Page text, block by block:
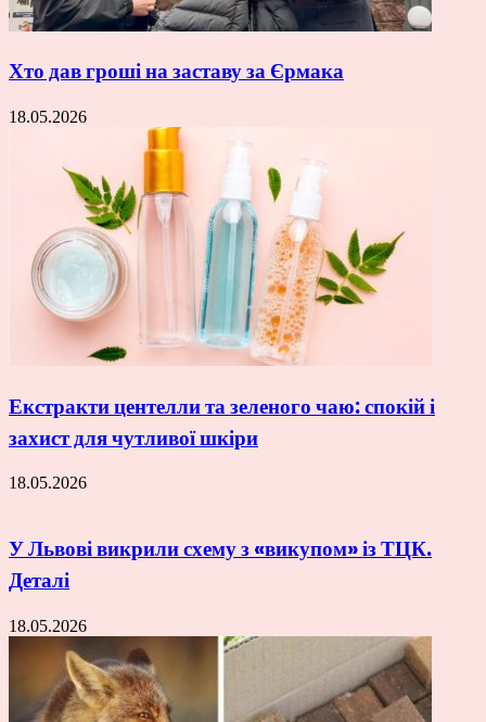
Хто дав гроші на заставу за Єрмака
18.05.2026
Екстракти центелли та зеленого чаю: спокій і
захист для чутливої шкіри
18.05.2026
У Львові викрили схему з «викупом» із ТЦК.
Деталі
18.05.2026